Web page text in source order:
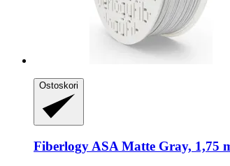
Ostoskori
Fiberlogy ASA Matte Gray, 1,75